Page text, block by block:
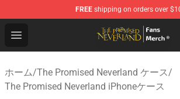
FREE shipping on orders over
Open menu
The Promised Neverland Store -
ホーム/The Promised Neverland ケース/
The Promised Neverland iPhoneケース